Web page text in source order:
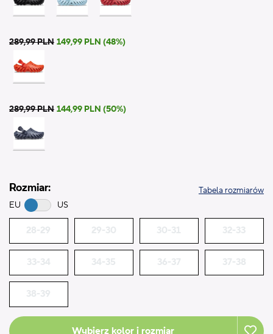
289,99 PLN 149,99 PLN (48%)
289,99 PLN 144,99 PLN (50%)
Rozmiar:
EU US
Tabela rozmiarów
28-29 29-30 30-31 32-33
33-34 34-35 36-37 37-38
38-39
Wybierz kolor i rozmiar